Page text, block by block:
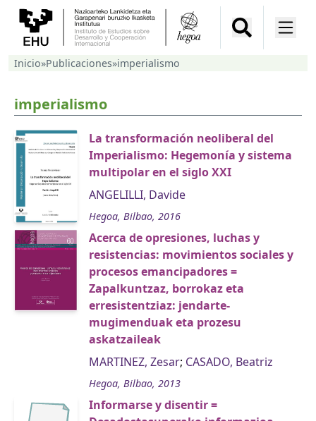
Inicio»Publicaciones»imperialismo
imperialismo
La transformación neoliberal del
Imperialismo: Hegemonía y sistema
multipolar en el siglo XXI
ANGELILLI, Davide
Hegoa, Bilbao, 2016
Acerca de opresiones, luchas y
resistencias: movimientos sociales y
procesos emancipadores =
Zapalkuntzaz, borrokaz eta
erresistentziaz: jendarte-
mugimenduak eta prozesu
askatzaileak
MARTINEZ, Zesar; CASADO, Beatriz
Hegoa, Bilbao, 2013
Informarse y disentir =